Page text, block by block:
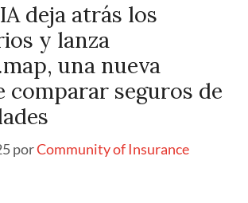
deja atrás los
y lanza
una nueva
comparar seguros de
porCommunity of Insurance